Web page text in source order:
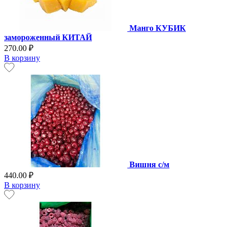
Манго КУБИК
замороженный КИТАЙ
270.00 ₽
В корзину
Вишня с/м
440.00 ₽
В корзину